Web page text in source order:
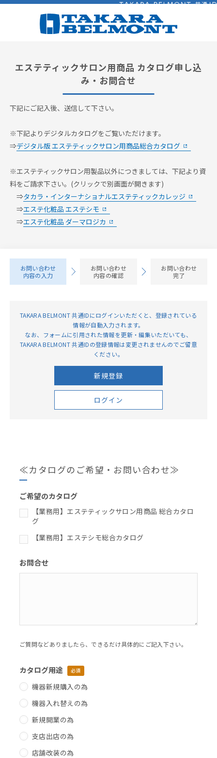
エステティックサロン用商品 カタログ申し込
み・お問合せ
下記にご記入後、送信して下さい。
※下記よりデジタルカタログをご覧いただけます。
⇒デジタル版 エステティックサロン用商品総合カタログ
※エステティックサロン用製品以外につきましては、下記より資
料をご請求下さい。(クリックで別画面が開きます)
⇒タカラ・インターナショナルエステティックカレッジ
⇒エステ化粧品 エステシモ
⇒エステ化粧品 ダーマロジカ
お問い合わせ
内容の入力
お問い合わせ
内容の確認
お問い合わせ
完了
TAKARA BELMONT 共通IDにログインいただくと、登録されている
情報が⾃動⼊⼒されます。
なお、フォームに引用された情報を更新・編集いただいても、
TAKARA BELMONT 共通IDの登録情報は変更されませんのでご留意
ください。
新規登録
ログイン
≪カタログのご希望・お問い合わせ≫
ご希望のカタログ
【業務用】エステティックサロン用商品 総合カタロ
グ
【業務用】エステシモ総合カタログ
お問合せ
ご質問などありましたら、できるだけ具体的にご記入下さい。
カタログ用途 必須
機器新規購入の為
機器入れ替えの為
新規開業の為
支店出店の為
店舗改装の為